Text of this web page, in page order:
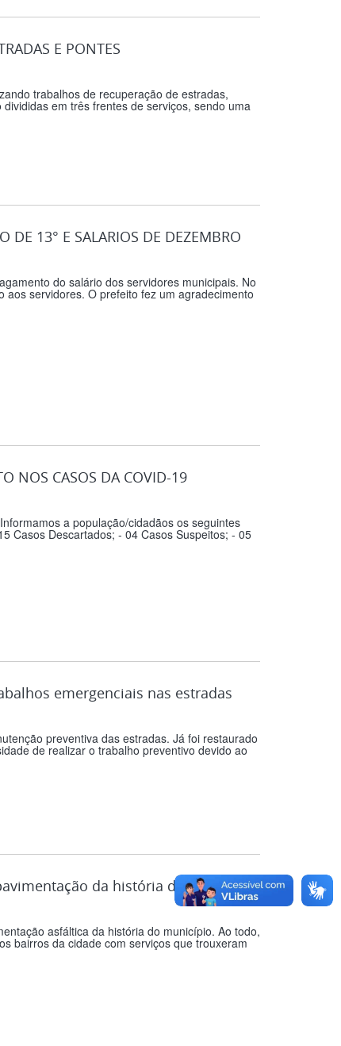
E PONTES
trabalhos de recuperação de estradas,
em três frentes de serviços, sendo uma
DE 13° E SALARIOS DE DEZEMBRO
do salário dos servidores municipais. No
aos servidores. O prefeito fez um agradecimento
NOS CASOS DA COVID-19
a população/cidadãos os seguintes
Casos Descartados; - 04 Casos Suspeitos; - 05
emergenciais nas estradas
preventiva das estradas. Já foi restaurado
de realizar o trabalho preventivo devido ao
da história do município
asfáltica da história do município. Ao todo,
bairros da cidade com serviços que trouxeram